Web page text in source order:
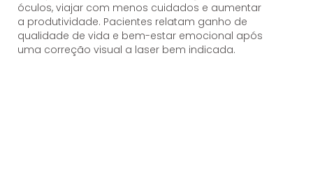
óculos, viajar com menos cuidados e aumentar
a produtividade. Pacientes relatam ganho de
qualidade de vida e bem-estar emocional após
uma correção visual a laser bem indicada.